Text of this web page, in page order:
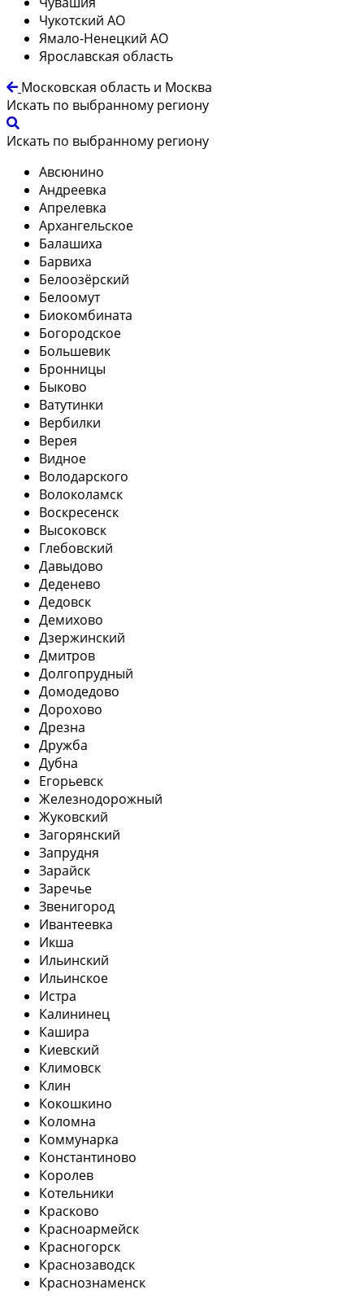
Чукотский АО
Ямало-Ненецкий АО
Ярославская область
Московская область и Москва
Искать по выбранному региону
Искать по выбранному региону
Авсюнино
Андреевка
Апрелевка
Архангельское
Балашиха
Барвиха
Белоозёрский
Белоомут
Биокомбината
Богородское
Большевик
Бронницы
Быково
Ватутинки
Вербилки
Верея
Видное
Володарского
Волоколамск
Воскресенск
Высоковск
Глебовский
Давыдово
Деденево
Дедовск
Демихово
Дзержинский
Дмитров
Долгопрудный
Домодедово
Дорохово
Дрезна
Дружба
Дубна
Егорьевск
Железнодорожный
Жуковский
Загорянский
Запрудня
Зарайск
Заречье
Звенигород
Ивантеевка
Икша
Ильинский
Ильинское
Истра
Калининец
Кашира
Киевский
Климовск
Клин
Кокошкино
Коломна
Коммунарка
Константиново
Королев
Котельники
Красково
Красноармейск
Красногорск
Краснозаводск
Краснознаменск